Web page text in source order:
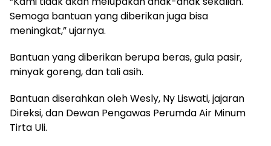
Semoga bantuan yang diberikan juga bisa
meningkat,” ujarnya.
Bantuan yang diberikan berupa beras, gula pasir,
minyak goreng, dan tali asih.
Bantuan diserahkan oleh Wesly, Ny Liswati, jajaran
Direksi, dan Dewan Pengawas Perumda Air Minum
Tirta Uli.